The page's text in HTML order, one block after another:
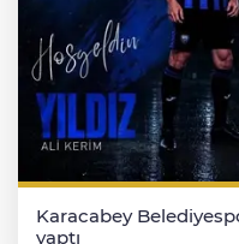
Karacabey
yaptı